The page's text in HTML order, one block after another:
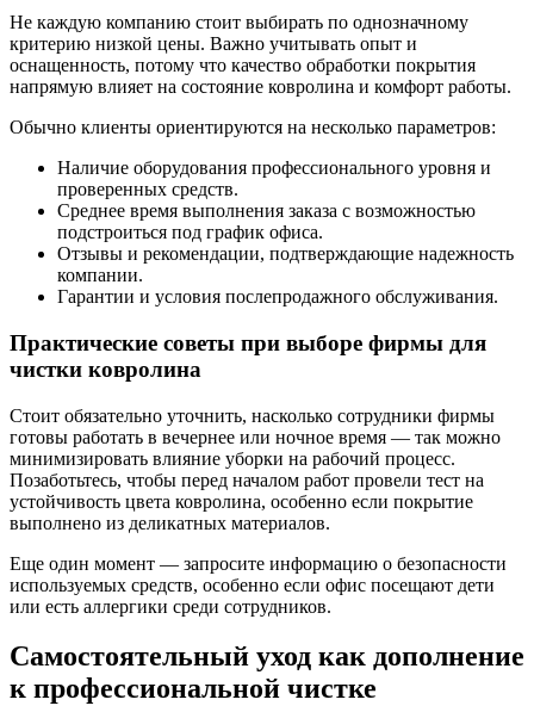
Не каждую компанию стоит выбирать по однозначному
критерию низкой цены. Важно учитывать опыт и
оснащенность, потому что качество обработки покрытия
напрямую влияет на состояние ковролина и комфорт работы.
Обычно клиенты ориентируются на несколько параметров:
Наличие оборудования профессионального уровня и
проверенных средств.
Среднее время выполнения заказа с возможностью
подстроиться под график офиса.
Отзывы и рекомендации, подтверждающие надежность
компании.
Гарантии и условия послепродажного обслуживания.
Практические советы при выборе фирмы для
чистки ковролина
Стоит обязательно уточнить, насколько сотрудники фирмы
готовы работать в вечернее или ночное время — так можно
минимизировать влияние уборки на рабочий процесс.
Позаботьтесь, чтобы перед началом работ провели тест на
устойчивость цвета ковролина, особенно если покрытие
выполнено из деликатных материалов.
Еще один момент — запросите информацию о безопасности
используемых средств, особенно если офис посещают дети
или есть аллергики среди сотрудников.
Самостоятельный уход как дополнение
к профессиональной чистке